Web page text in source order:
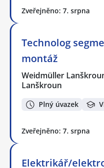
Zveřejněno: 7. srpna
Technolog
montáž
Weidmüller
Lanškroun
Plný úvazek
Zveřejněno: 7. srpna
Elektrikář/